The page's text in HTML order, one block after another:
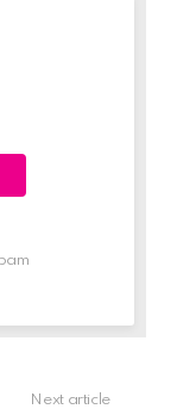
Next article